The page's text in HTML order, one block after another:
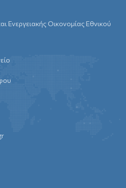
Ενεργειακής Οικονομίας Εθνικού